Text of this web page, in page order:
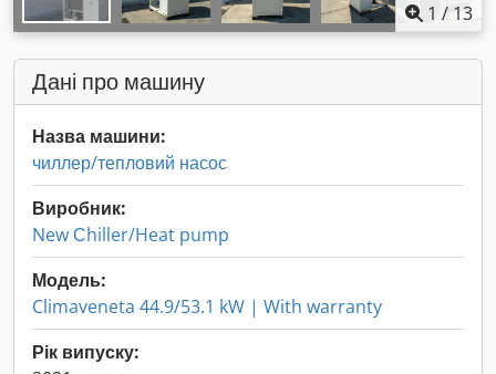
1 / 13
Дані про машину
Назва машини:
чиллер/тепловий насос
Виробник:
New Сhiller/Heat pump
Модель:
Climaveneta 44.9/53.1 kW | With warranty
Рік випуску: